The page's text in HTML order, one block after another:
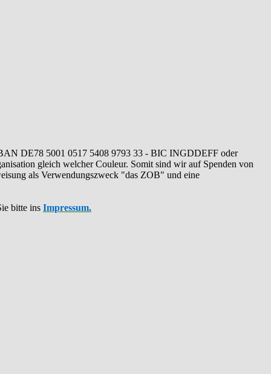
DE78 5001 0517 5408 9793 33 - BIC INGDDEFF oder
gleich welcher Couleur. Somit sind wir auf Spenden von
als Verwendungszweck "das ZOB" und eine
bitte ins Impressum.